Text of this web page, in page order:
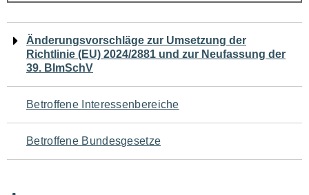
Navigation
für
den
Seiteninhalt
Änderungsvorschläge zur Umsetzung der
Richtlinie (EU) 2024/2881 und zur Neufassung der
39. BImSchV
Betroffene Interessenbereiche
Betroffene Bundesgesetze